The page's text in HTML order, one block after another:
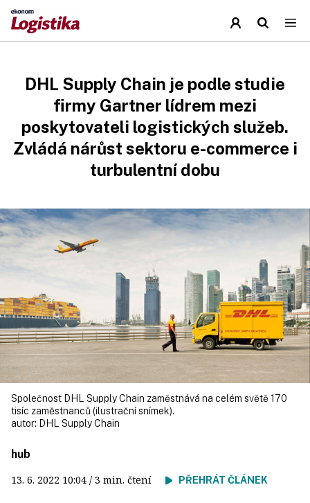
DHL Supply Chain je podle studie
firmy Gartner lídrem mezi
poskytovateli logistických služeb.
Zvládá nárůst sektoru e-commerce i
turbulentní dobu
Společnost DHL Supply Chain zaměstnává na celém světě 170
tisíc zaměstnanců (ilustrační snímek).
autor: DHL Supply Chain
hub
13. 6. 2022 10:04 / 3 min. čtení PŘEHRÁT ČLÁNEK